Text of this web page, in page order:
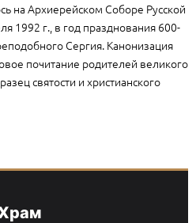
на Архиерейском Соборе Русской
1992 г., в год празднования 600-
Сергия. Канонизация
почитание родителей великого
святости и христианского